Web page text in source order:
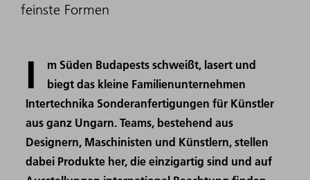
feinste Formen
I
m Süden Budapests schweißt, lasert und
biegt das kleine Familienunternehmen
Intertechnika Sonderanfertigungen für Künstler
aus ganz Ungarn. Teams, bestehend aus
Designern, Maschinisten und Künstlern, stellen
dabei Produkte her, die einzigartig sind und auf